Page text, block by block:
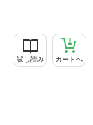
試し読み カートへ